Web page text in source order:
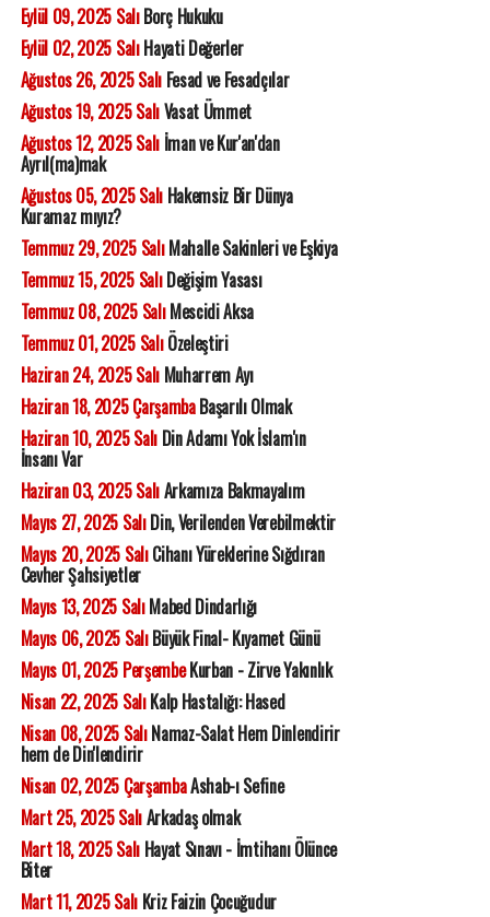
Eylül 09, 2025 SalıBorç Hukuku
Eylül 02, 2025 SalıHayati Değerler
Ağustos 26, 2025 SalıFesad ve Fesadçılar
Ağustos 19, 2025 SalıVasat Ümmet
Ağustos 12, 2025 Salıİman ve Kur'an'dan
Ayrıl(ma)mak
Ağustos 05, 2025 SalıHakemsiz Bir Dünya
Kuramaz mıyız?
Temmuz 29, 2025 SalıMahalle Sakinleri ve Eşkiya
Temmuz 15, 2025 SalıDeğişim Yasası
Temmuz 08, 2025 SalıMescidi Aksa
Temmuz 01, 2025 SalıÖzeleştiri
Haziran 24, 2025 SalıMuharrem Ayı
Haziran 18, 2025 ÇarşambaBaşarılı Olmak
Haziran 10, 2025 SalıDin Adamı Yok İslam'ın
İnsanı Var
Haziran 03, 2025 SalıArkamıza Bakmayalım
Mayıs 27, 2025 SalıDin, Verilenden Verebilmektir
Mayıs 20, 2025 SalıCihanı Yüreklerine Sığdıran
Cevher Şahsiyetler
Mayıs 13, 2025 SalıMabed Dindarlığı
Mayıs 06, 2025 SalıBüyük Final- Kıyamet Günü
Mayıs 01, 2025 PerşembeKurban - Zirve Yakınlık
Nisan 22, 2025 SalıKalp Hastalığı: Hased
Nisan 08, 2025 SalıNamaz-Salat Hem Dinlendirir
hem de Din'lendirir
Nisan 02, 2025 ÇarşambaAshab-ı Sefine
Mart 25, 2025 SalıArkadaş olmak
Mart 18, 2025 SalıHayat Sınavı - İmtihanı Ölünce
Biter
Mart 11, 2025 SalıKriz Faizin Çocuğudur